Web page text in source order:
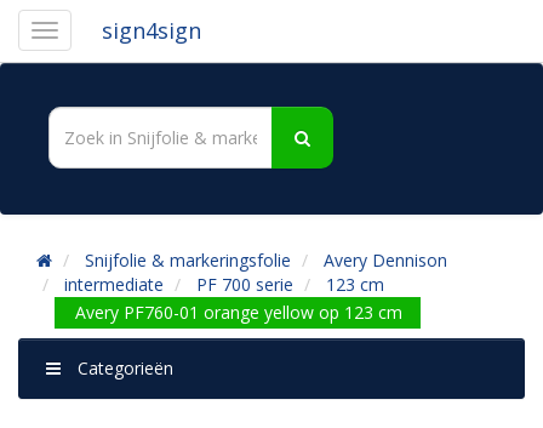
sign4sign
Snijfolie & markeringsfolie
Avery Dennison
intermediate
PF 700 serie
123 cm
Avery PF760-01 orange yellow op 123 cm
Categorieën